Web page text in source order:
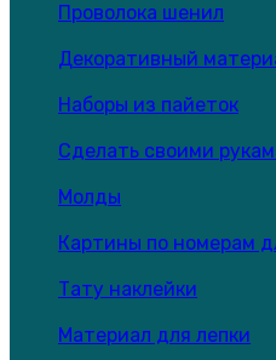
Проволока шенил
Декоративный
Наборы из пайеток
Сделать своими
Молды
Картины по номерам
Тату наклейки
Материал для лепки